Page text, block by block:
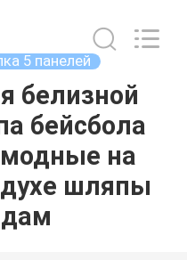
5 панелей
белизной
бейсбола
на
шляпы